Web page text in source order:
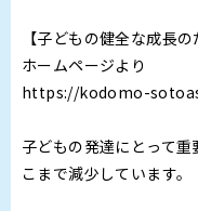
【子どもの健全な成長
ホームページより
https://kodomo-
子どもの発達にとって
こまで減少しています。